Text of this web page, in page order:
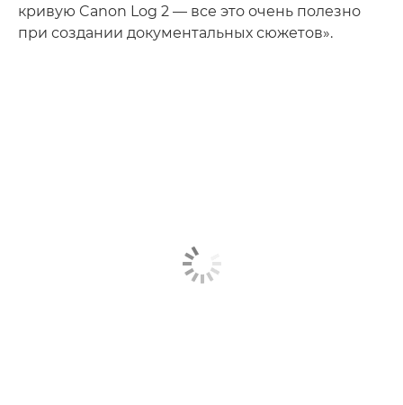
кривую Canon Log 2 — все это очень полезно
при создании документальных сюжетов».